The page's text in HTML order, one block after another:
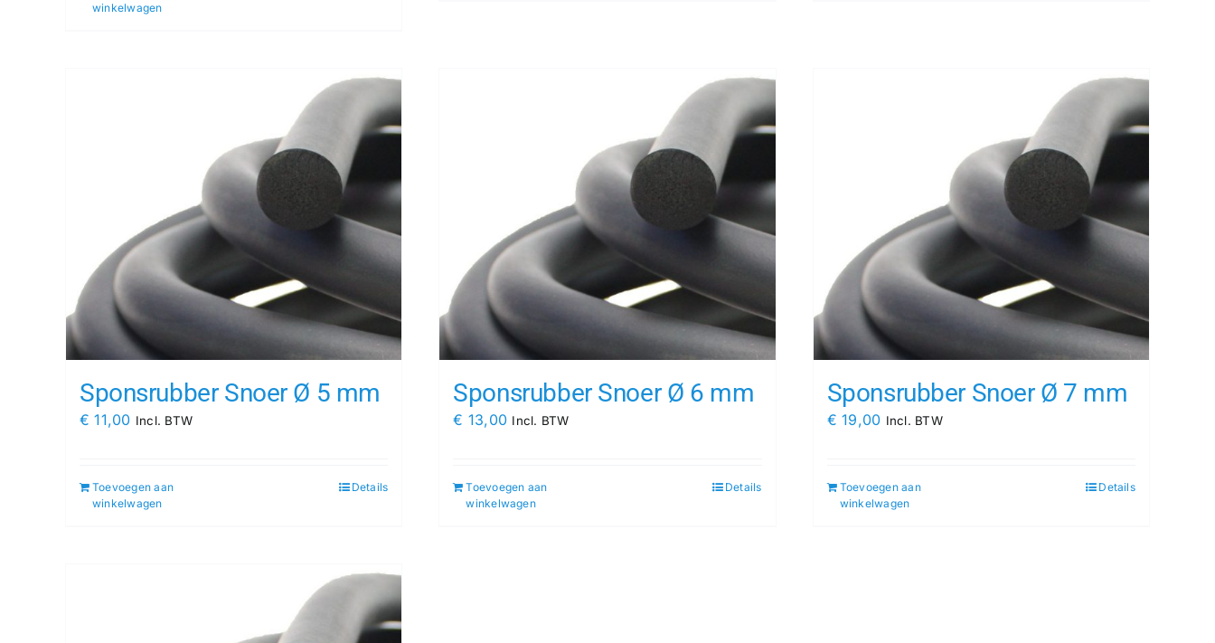
winkelwagen
Sponsrubber Snoer Ø 5 mm
€ 11,00 Incl. BTW
Toevoegen aan
winkelwagen
Details
Sponsrubber Snoer Ø 6 mm
€ 13,00 Incl. BTW
Toevoegen aan
winkelwagen
Details
Sponsrubber Snoer Ø 7 mm
€ 19,00 Incl. BTW
Toevoegen aan
winkelwagen
Details